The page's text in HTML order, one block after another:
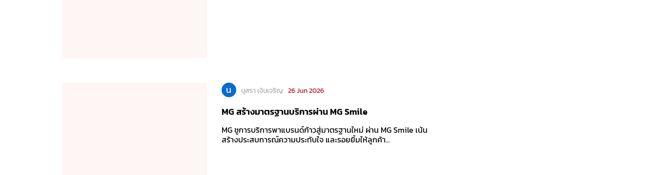
น นุสรา เงินเจริญ 26 Jun 2026
MG สร้างมาตรฐานบริการผ่าน MG Smile
MG ชูการบริการพาแบรนด์ก้าวสู่มาตรฐานใหม่ ผ่าน MG Smile เน้น
สร้างประสบการณ์ความประทับใจ และรอยยิ้มให้ลูกค้า...